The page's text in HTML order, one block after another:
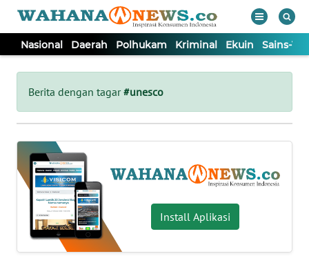
Nasional Daerah Polhukam Kriminal Ekuin Sains-
Berita dengan tagar#unesco
Install Aplikasi
Tutup
NASIONAL
DAERAH
POLHUKAM
KRIMINAL